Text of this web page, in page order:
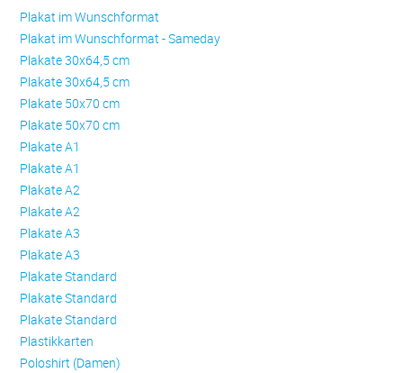
Plakat im Wunschformat
Plakat im Wunschformat - Sameday
Plakate 30x64,5 cm
Plakate 30x64,5 cm
Plakate 50x70 cm
Plakate 50x70 cm
Plakate A1
Plakate A1
Plakate A2
Plakate A2
Plakate A3
Plakate A3
Plakate Standard
Plakate Standard
Plakate Standard
Plastikkarten
Poloshirt (Damen)